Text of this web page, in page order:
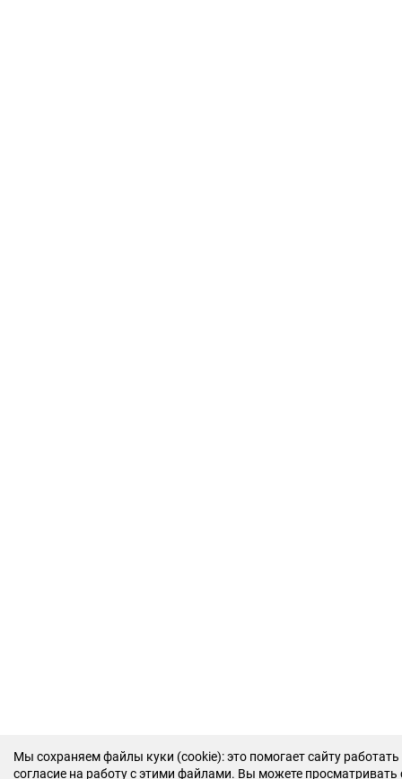
Мы cохраняем файлы куки (cookie): это помогает сайту
согласие на работу с этими файлами. Вы можете просматривать